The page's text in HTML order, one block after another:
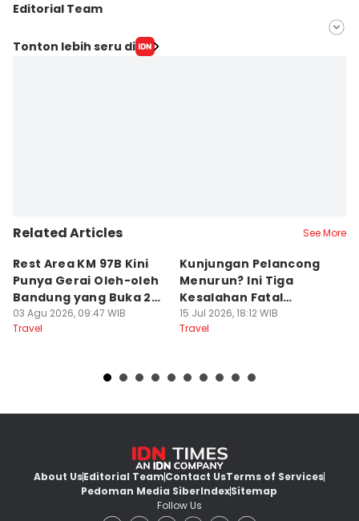
Editorial Team
Editor
Tonton lebih seru di
Related Articles See More
Rest Area KM 97B Kini
Punya Gerai Oleh-oleh
Bandung yang Buka 24
Jam
03 Agu 2026, 09:47 WIB
Travel
Kunjungan Pelancong
Menurun? Ini Tiga
Kesalahan Fatal
Pengelola Wisata
15 Jul 2026, 18:12 WIB
Travel
About UsEditorial TeamContact UsTerms of Services
Pedoman Media SiberIndexSitemap
Follow Us